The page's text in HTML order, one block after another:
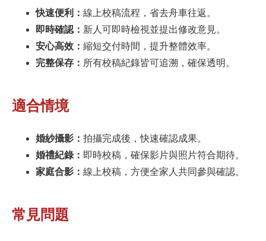
快速便利： 線上校稿流程，省去舟車往返。
即時確認： 新人可即時檢視並提出修改意見。
安心高效： 縮短交付時間，提升整體效率。
完整保存： 所有校稿紀錄皆可追溯，確保透明。
適合情境
婚紗攝影： 拍攝完成後，快速確認成果。
婚禮紀錄： 即時校稿，確保影片與照片符合期待。
家庭合影： 線上校稿，方便全家人共同參與確認。
常見問題